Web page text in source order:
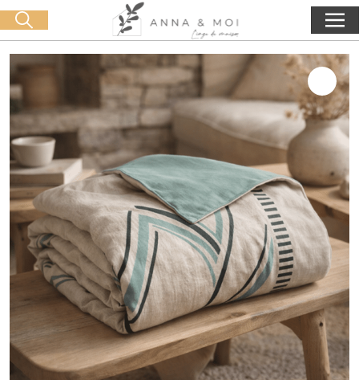
Livraison offerte dès 60€ d'achat 0,00€
Lancer la recherche